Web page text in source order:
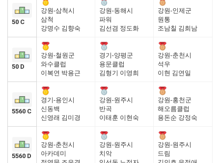
50 C
강원-삼척시
삼척
강명수 김향숙
강원-동해시
파워
김선겸 정도화
강원-인제군
원통
조남칠 김희남
50 D
강원-철원군
와수클럽
이복연 박용근
경기-양평군
용문클럽
김형기 이영희
강원-춘천시
석우
이현 김연일
5560 C
경기-용인시
신동백
신영래 김미경
강원-원주시
반곡
이태훈 이현숙
강원-홍천군
해오름클럽
용돈순 강정숙
5560 D
강원-춘천시
아카데미
강원-원주시
치악
강원-원주시
드림